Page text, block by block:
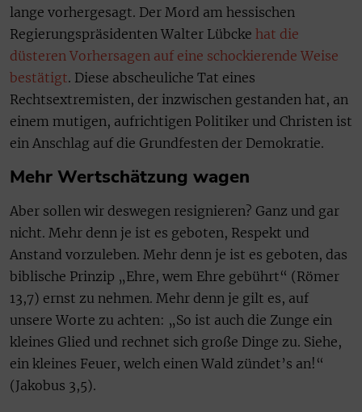
lange vorhergesagt. Der Mord am hessischen
Regierungspräsidenten Walter Lübcke hat die
düsteren Vorhersagen auf eine schockierende Weise
bestätigt. Diese abscheuliche Tat eines
Rechtsextremisten, der inzwischen gestanden hat, an
einem mutigen, aufrichtigen Politiker und Christen ist
ein Anschlag auf die Grundfesten der Demokratie.
Mehr Wertschätzung wagen
Aber sollen wir deswegen resignieren? Ganz und gar
nicht. Mehr denn je ist es geboten, Respekt und
Anstand vorzuleben. Mehr denn je ist es geboten, das
biblische Prinzip „Ehre, wem Ehre gebührt“ (Römer
13,7) ernst zu nehmen. Mehr denn je gilt es, auf
unsere Worte zu achten: „So ist auch die Zunge ein
kleines Glied und rechnet sich große Dinge zu. Siehe,
ein kleines Feuer, welch einen Wald zündet’s an!“
(Jakobus 3,5).